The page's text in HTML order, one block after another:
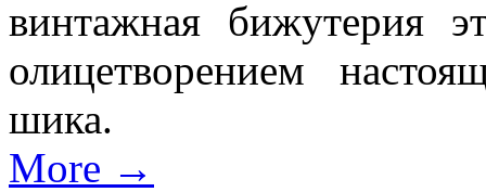
винтажная бижутерия
олицетворением
шика.
More →